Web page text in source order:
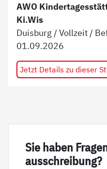
AWO
Ki.Wis
Duisburg /Vollzeit /
01.09.2026
Jetzt Details zu dieser
Sie ha­ben
aus­sch­rei­bung?